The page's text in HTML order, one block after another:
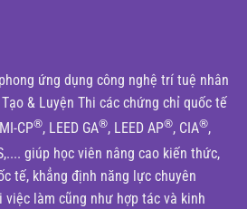
ứng dụng công nghệ trí tuệ nhân
& Luyện Thi các chứng chỉ quốc tế
CP®, LEED GA®, LEED AP®, CIA®,
giúp học viên nâng cao kiến thức,
tế, khẳng định năng lực chuyên
việc làm cũng như hợp tác và kinh